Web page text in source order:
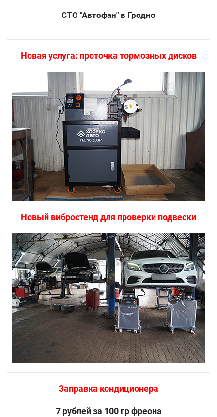
СТО "Автофан" в Гродно
Новая услуга: проточка тормозных дисков
Новый вибростенд для проверки подвески
Заправка кондиционера
7 рублей за 100 гр фреона